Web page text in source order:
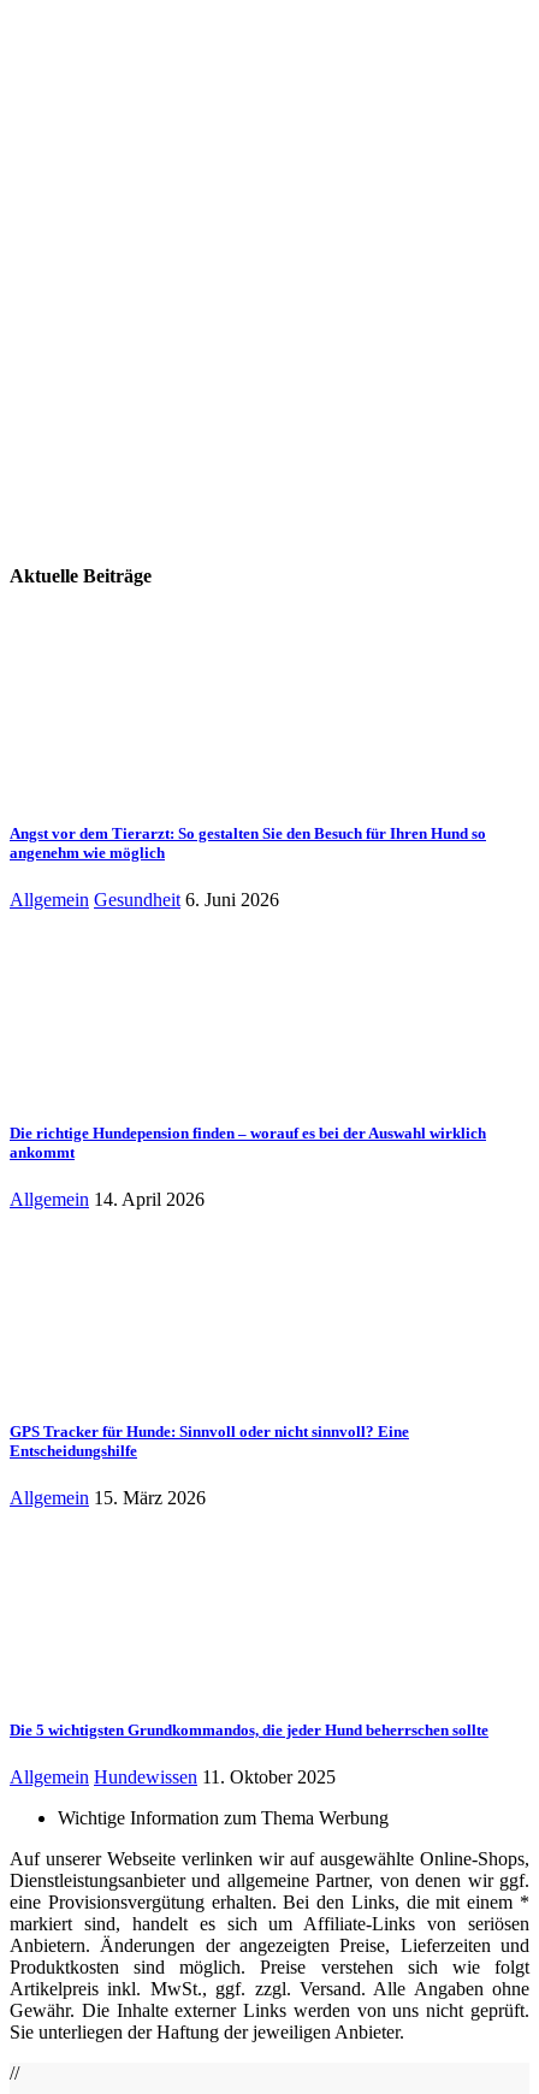
Aktuelle Beiträge
Angst vor dem Tierarzt: So gestalten Sie den Besuch für Ihren Hund so
angenehm wie möglich
Allgemein Gesundheit 6. Juni 2026
Die richtige Hundepension finden – worauf es bei der Auswahl wirklich
ankommt
Allgemein 14. April 2026
GPS Tracker für Hunde: Sinnvoll oder nicht sinnvoll? Eine
Entscheidungshilfe
Allgemein 15. März 2026
Die 5 wichtigsten Grundkommandos, die jeder Hund beherrschen sollte
Allgemein Hundewissen 11. Oktober 2025
Wichtige Information zum Thema Werbung
Auf unserer Webseite verlinken wir auf ausgewählte Online-Shops,
Dienstleistungsanbieter und allgemeine Partner, von denen wir ggf.
eine Provisionsvergütung erhalten. Bei den Links, die mit einem *
markiert sind, handelt es sich um Affiliate-Links von seriösen
Anbietern. Änderungen der angezeigten Preise, Lieferzeiten und
Produktkosten sind möglich. Preise verstehen sich wie folgt
Artikelpreis inkl. MwSt., ggf. zzgl. Versand. Alle Angaben ohne
Gewähr. Die Inhalte externer Links werden von uns nicht geprüft.
Sie unterliegen der Haftung der jeweiligen Anbieter.
//